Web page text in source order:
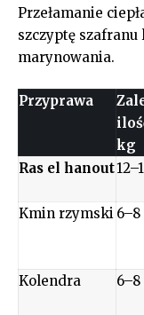
Przełamanie
szczyptę
marynowania.
Przyprawa
kg
Ras el hanout
Kmin rzymski 6–8
Kolendra 6–8